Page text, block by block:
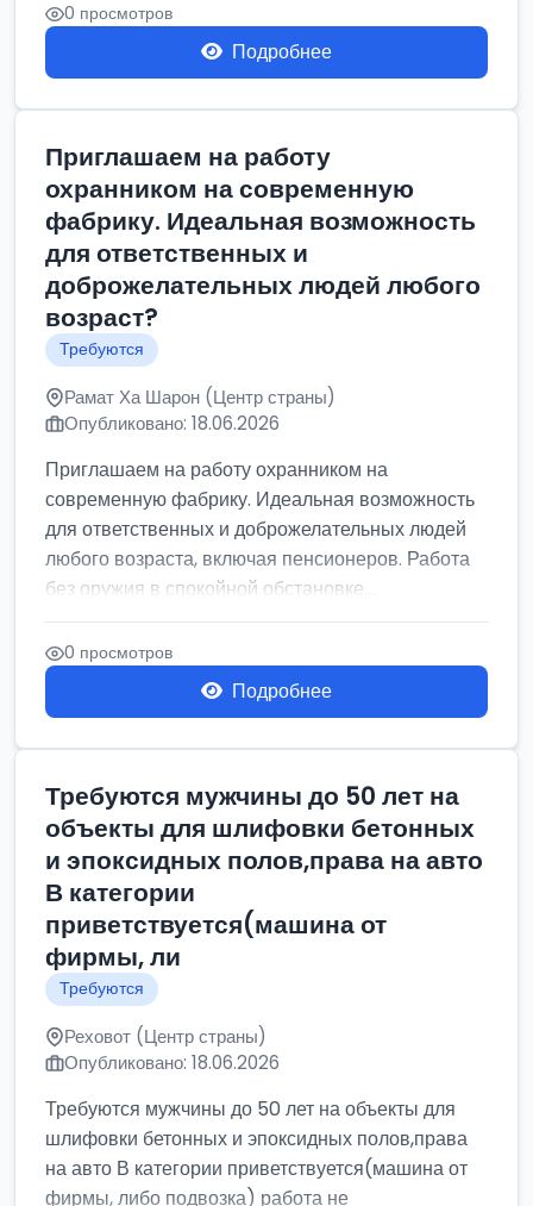
0 просмотров
Подробнее
Приглашаем на работу
охранником на современную
фабрику. Идеальная возможность
для ответственных и
доброжелательных людей любого
возраст?
Требуются
Рамат Ха Шарон (Центр страны)
Опубликовано: 18.06.2026
Приглашаем на работу охранником на
современную фабрику. Идеальная возможность
для ответственных и доброжелательных людей
любого возраста, включая пенсионеров. Работа
без оружия в спокойной обстановке....
0 просмотров
Подробнее
Требуются мужчины до 50 лет на
объекты для шлифовки бетонных
и эпоксидных полов,права на авто
В категории
приветствуется(машина от
фирмы, ли
Требуются
Реховот (Центр страны)
Опубликовано: 18.06.2026
Требуются мужчины до 50 лет на объекты для
шлифовки бетонных и эпоксидных полов,права
на авто В категории приветствуется(машина от
фирмы, либо подвозка) работа не